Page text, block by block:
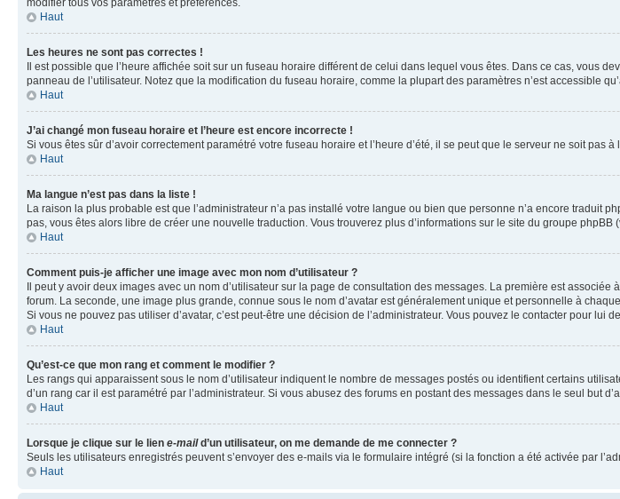
modifier tous vos paramètres et préférences.
Haut
Les heures ne sont pas correctes !
Il est possible que l’heure affichée soit sur un fuseau horaire différent de celui dans lequel vous êtes. Dans ce cas, vous
panneau de l’utilisateur. Notez que la modification du fuseau horaire, comme la plupart des paramètres n’est accessible
Haut
J’ai changé mon fuseau horaire et l’heure est encore incorrecte !
Si vous êtes sûr d’avoir correctement paramétré votre fuseau horaire et l’heure d’été, il se peut que le serveur ne soit pas
Haut
Ma langue n’est pas dans la liste !
La raison la plus probable est que l’administrateur n’a pas installé votre langue ou bien que personne n’a encore traduit
pas, vous êtes alors libre de créer une nouvelle traduction. Vous trouverez plus d’informations sur le site du groupe phpBB
Haut
Comment puis-je afficher une image avec mon nom d’utilisateur ?
Il peut y avoir deux images avec un nom d’utilisateur sur la page de consultation des messages. La première est
forum. La seconde, une image plus grande, connue sous le nom d’avatar est généralement unique et personnelle à
Si vous ne pouvez pas utiliser d’avatar, c’est peut-être une décision de l’administrateur. Vous pouvez le contacter pour lui
Haut
Qu’est-ce que mon rang et comment le modifier ?
Les rangs qui apparaissent sous le nom d’utilisateur indiquent le nombre de messages postés ou identifient certains
d’un rang car il est paramétré par l’administrateur. Si vous abusez des forums en postant des messages dans le seul but
Haut
Lorsque je clique sur le lien e-maild’un utilisateur, on me demande de me connecter ?
Seuls les utilisateurs enregistrés peuvent s’envoyer des e-mails via le formulaire intégré (si la fonction a été activée par
Haut